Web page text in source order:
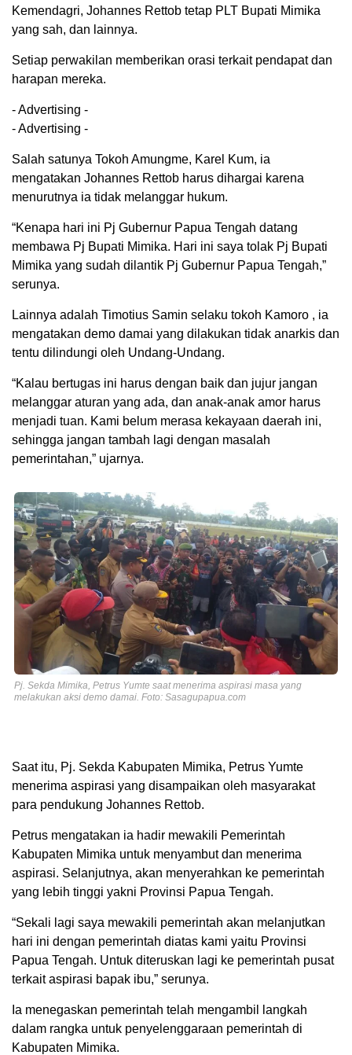
Kemendagri, Johannes Rettob tetap PLT Bupati Mimika
yang sah, dan lainnya.
Setiap perwakilan memberikan orasi terkait pendapat dan
harapan mereka.
- Advertising -
- Advertising -
Salah satunya Tokoh Amungme, Karel Kum, ia
mengatakan Johannes Rettob harus dihargai karena
menurutnya ia tidak melanggar hukum.
“Kenapa hari ini Pj Gubernur Papua Tengah datang
membawa Pj Bupati Mimika. Hari ini saya tolak Pj Bupati
Mimika yang sudah dilantik Pj Gubernur Papua Tengah,”
serunya.
Lainnya adalah Timotius Samin selaku tokoh Kamoro , ia
mengatakan demo damai yang dilakukan tidak anarkis dan
tentu dilindungi oleh Undang-Undang.
“Kalau bertugas ini harus dengan baik dan jujur jangan
melanggar aturan yang ada, dan anak-anak amor harus
menjadi tuan. Kami belum merasa kekayaan daerah ini,
sehingga jangan tambah lagi dengan masalah
pemerintahan,” ujarnya.
Pj. Sekda Mimika, Petrus Yumte saat menerima aspirasi masa yang
melakukan aksi demo damai. Foto: Sasagupapua.com
Saat itu, Pj. Sekda Kabupaten Mimika, Petrus Yumte
menerima aspirasi yang disampaikan oleh masyarakat
para pendukung Johannes Rettob.
Petrus mengatakan ia hadir mewakili Pemerintah
Kabupaten Mimika untuk menyambut dan menerima
aspirasi. Selanjutnya, akan menyerahkan ke pemerintah
yang lebih tinggi yakni Provinsi Papua Tengah.
“Sekali lagi saya mewakili pemerintah akan melanjutkan
hari ini dengan pemerintah diatas kami yaitu Provinsi
Papua Tengah. Untuk diteruskan lagi ke pemerintah pusat
terkait aspirasi bapak ibu,” serunya.
Ia menegaskan pemerintah telah mengambil langkah
dalam rangka untuk penyelenggaraan pemerintah di
Kabupaten Mimika.